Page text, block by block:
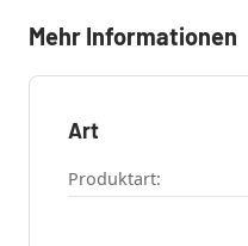
Mehr Informationen
Art
Produktart: